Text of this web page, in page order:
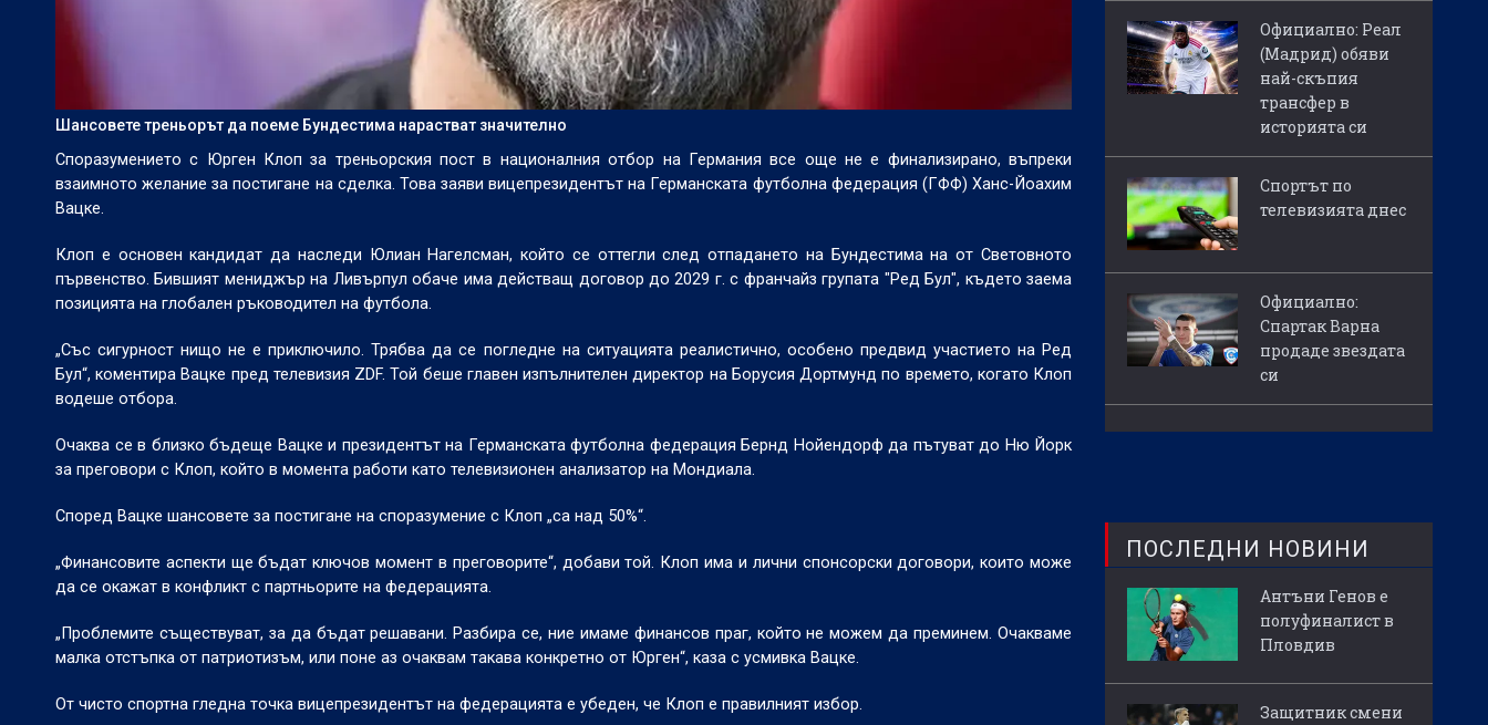
Шансовете треньорът да поеме Бундестима нарастват значително
Споразумението с Юрген Клоп за треньорския пост в националния отбор на Германия все още не е финализирано, въпреки
взаимното желание за постигане на сделка. Това заяви вицепрезидентът на Германската футболна федерация (ГФФ) Ханс-Йоахим
Вацке.
Клоп е основен кандидат да наследи Юлиан Нагелсман, който се оттегли след отпадането на Бундестима на от Световното
първенство. Бившият мениджър на Ливърпул обаче има действащ договор до 2029 г. с франчайз групата "Ред Бул", където заема
позицията на глобален ръководител на футбола.
„Със сигурност нищо не е приключило. Трябва да се погледне на ситуацията реалистично, особено предвид участието на Ред
Бул“, коментира Вацке пред телевизия ZDF. Той беше главен изпълнителен директор на Борусия Дортмунд по времето, когато Клоп
водеше отбора.
Очаква се в близко бъдеще Вацке и президентът на Германската футболна федерация Бернд Нойендорф да пътуват до Ню Йорк
за преговори с Клоп, който в момента работи като телевизионен анализатор на Мондиала.
Според Вацке шансовете за постигане на споразумение с Клоп „са над 50%“.
„Финансовите аспекти ще бъдат ключов момент в преговорите“, добави той. Клоп има и лични спонсорски договори, които може
да се окажат в конфликт с партньорите на федерацията.
„Проблемите съществуват, за да бъдат решавани. Разбира се, ние имаме финансов праг, който не можем да преминем. Очакваме
малка отстъпка от патриотизъм, или поне аз очаквам такава конкретно от Юрген“, каза с усмивка Вацке.
От чисто спортна гледна точка вицепрезидентът на федерацията е убеден, че Клоп е правилният избор.
Официално: Реал
(Мадрид) обяви
най-скъпия
трансфер в
историята си
Спортът по
телевизията днес
Официално:
Спартак Варна
продаде звездата
си
ПОСЛЕДНИ НОВИНИ
Антъни Генов е
полуфиналист в
Пловдив
Защитник смени